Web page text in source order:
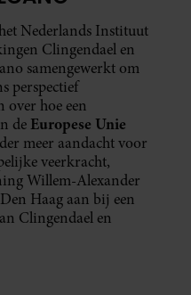
Nederlands Instituut
Clingendael en
samengewerkt om
perspectief
over hoe een
de Europese Unie
meer aandacht voor
veerkracht,
Willem-Alexander
Haag aan bij een
Clingendael en